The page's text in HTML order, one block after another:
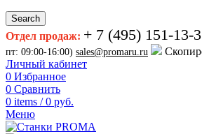
Search
Отдел продаж: + 7 (495) 151-13-
пт: 09:00-16:00) sales@promaru.ru
Личный кабинет
0 Избранное
0 Сравнить
0 items / 0 руб.
Меню